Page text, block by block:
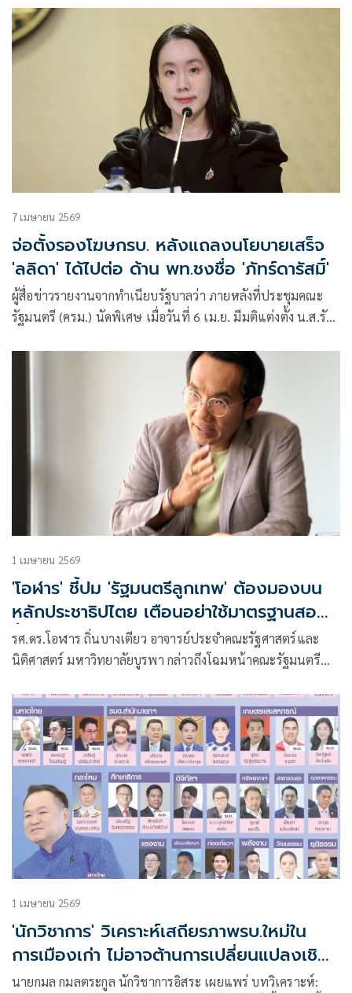
7 เมษายน 2569
จ่อตั้งรองโฆษกรบ. หลังแถลงนโยบายเสร็จ
'ลลิดา' ได้ไปต่อ ด้าน พท.ชงชื่อ 'ภัทร์ดารัสมิ์'
ผู้สื่อข่าวรายงานจากทำเนียบรัฐบาลว่า ภายหลังที่ประชุมคณะ
รัฐมนตรี (ครม.) นัดพิเศษ เมื่อวันที่ 6 เม.ย. มีมติแต่งตั้ง น.ส.รัช
1 เมษายน 2569
'โอฬาร' ชี้ปม 'รัฐมนตรีลูกเทพ' ต้องมองบน
หลักประชาธิปไตย เตือนอย่าใช้มาตรฐานสอง
ชั้นตัดสินคนรุ่นใหม่
รศ.ดร.โอฬาร ถิ่นบางเตียว อาจารย์ประจำคณะรัฐศาสตร์และ
นิติศาสตร์ มหาวิทยาลัยบูรพา กล่าวถึงโฉมหน้าคณะรัฐมนตรี
1 เมษายน 2569
'นักวิชาการ' วิเคราะห์เสถียรภาพรบ.ใหม่ใน
การเมืองเก่า ไม่อาจต้านการเปลี่ยนแปลงเชิง
โครงสร้าง
นายกมล กมลตระกูล นักวิชาการอิสระ เผยแพร่ บทวิเคราะห์: